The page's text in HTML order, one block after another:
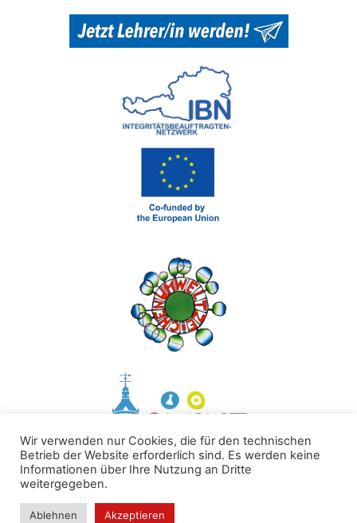
Wir verwenden nur Cookies, die für den technischen
Betrieb der Website erforderlich sind. Es werden keine
Informationen über Ihre Nutzung an Dritte
weitergegeben.
Ablehnen Akzeptieren